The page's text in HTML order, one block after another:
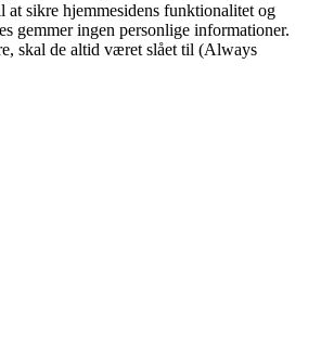
at sikre hjemmesidens funktionalitet og
gemmer ingen personlige informationer.
skal de altid været slået til (Always